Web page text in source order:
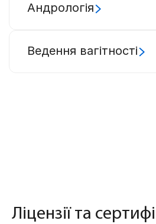
Андрологія
Ведення вагітності
Ліцензії та